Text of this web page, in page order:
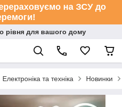
на ЗСУ до
рівня для вашого дому
Електроніка та техніка Новинки